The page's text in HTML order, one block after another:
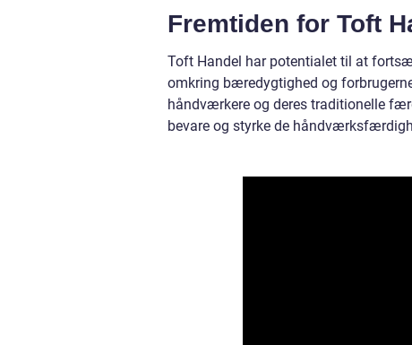
Fremtiden for Toft
Toft Handel har potentialet til at
omkring bæredygtighed og
håndværkere og deres traditionelle
bevare og styrke de